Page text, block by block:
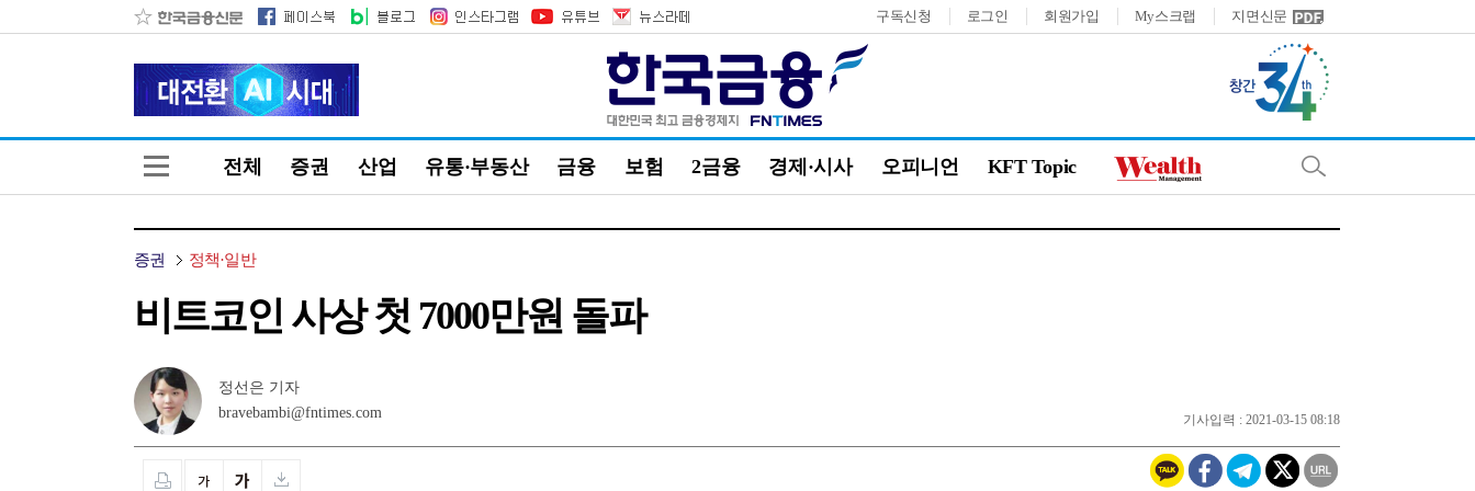
구독신청 로그인 회원가입 My스크랩 지면신문
전체 증권 산업 유통·부동산 금융 보험 2금융 경제·시사 오피니언 KFT Topic
증권 정책·일반
비트코인 사상 첫 7000만원 돌파
정선은 기자
bravebambi@fntimes.com
기사입력 : 2021-03-15 08:18